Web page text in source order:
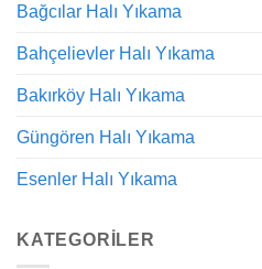
Bağcılar Halı Yıkama
Bahçelievler Halı Yıkama
Bakırköy Halı Yıkama
Güngören Halı Yıkama
Esenler Halı Yıkama
KATEGORILER